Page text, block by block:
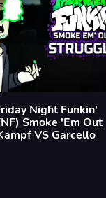
Night Funkin'
Smoke 'Em Out
VS Garcello